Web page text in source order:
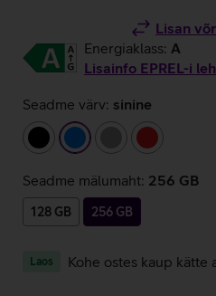
Lisan
Energiaklass: A
Lisainfo EPREL-i
Seadme värv: sinine
must
sinine punane
Seadme mälumaht: 256 GB
128 GB 256 GB
Laos Kohe ostes kaup kätte